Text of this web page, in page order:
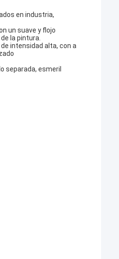
en industria,
un suave y flojo
la pintura.
intensidad alta, con a
separada, esmeril